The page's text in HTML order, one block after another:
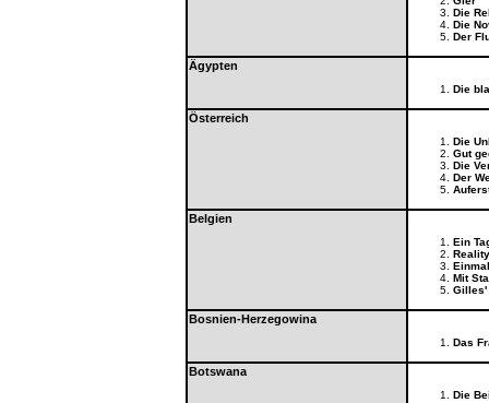
Die
Die
Der
Ägypten
Die
Österreich
Die
Gut
Die
Der
Belgien
Ein
Mit
Gilles'
Bosnien-Herzegowina
Das
Botswana
Die